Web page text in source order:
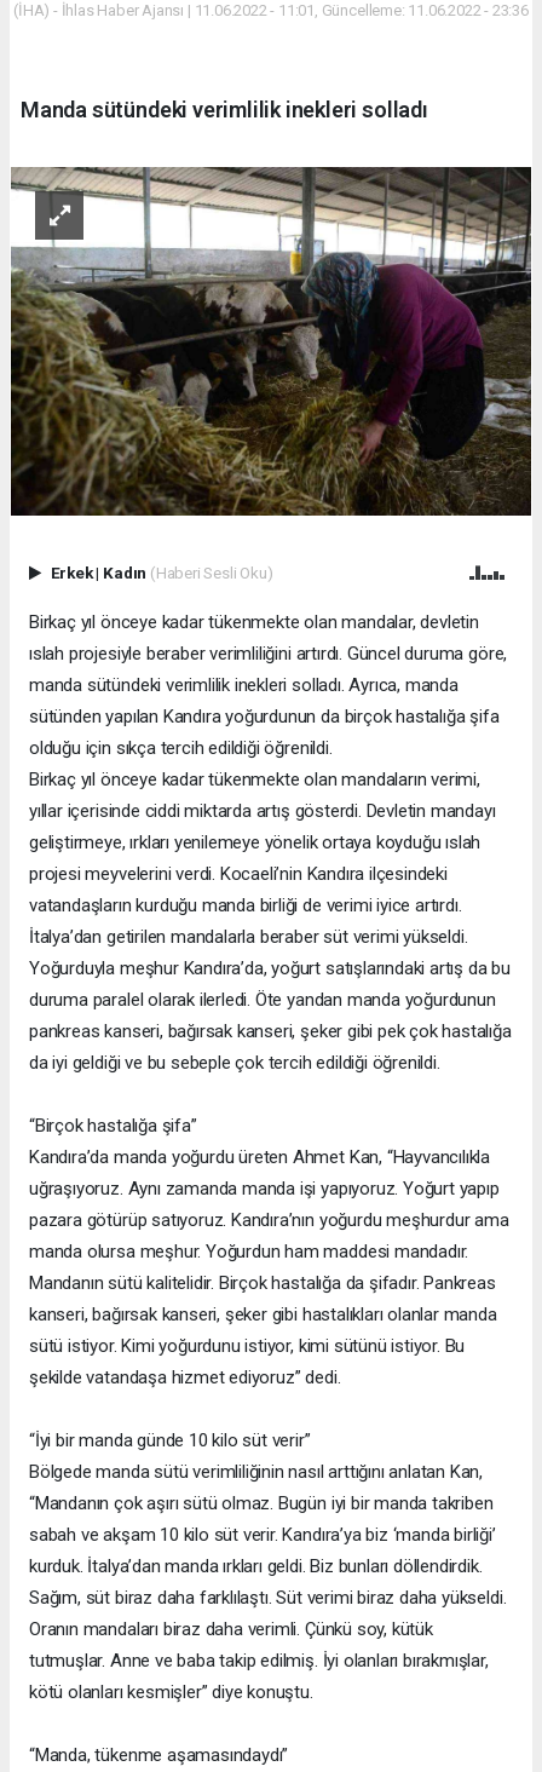
(İHA) - İhlas Haber Ajansı | 11.06.2022 - 11:01, Güncelleme: 11.06.2022 - 23:36
Manda sütündeki verimlilik inekleri solladı
Erkek| Kadın (Haberi Sesli Oku)
Birkaç yıl önceye kadar tükenmekte olan mandalar, devletin
ıslah projesiyle beraber verimliliğini artırdı. Güncel duruma göre,
manda sütündeki verimlilik inekleri solladı. Ayrıca, manda
sütünden yapılan Kandıra yoğurdunun da birçok hastalığa şifa
olduğu için sıkça tercih edildiği öğrenildi.
Birkaç yıl önceye kadar tükenmekte olan mandaların verimi,
yıllar içerisinde ciddi miktarda artış gösterdi. Devletin mandayı
geliştirmeye, ırkları yenilemeye yönelik ortaya koyduğu ıslah
projesi meyvelerini verdi. Kocaeli’nin Kandıra ilçesindeki
vatandaşların kurduğu manda birliği de verimi iyice artırdı.
İtalya’dan getirilen mandalarla beraber süt verimi yükseldi.
Yoğurduyla meşhur Kandıra’da, yoğurt satışlarındaki artış da bu
duruma paralel olarak ilerledi. Öte yandan manda yoğurdunun
pankreas kanseri, bağırsak kanseri, şeker gibi pek çok hastalığa
da iyi geldiği ve bu sebeple çok tercih edildiği öğrenildi.
“Birçok hastalığa şifa”
Kandıra’da manda yoğurdu üreten Ahmet Kan, “Hayvancılıkla
uğraşıyoruz. Aynı zamanda manda işi yapıyoruz. Yoğurt yapıp
pazara götürüp satıyoruz. Kandıra’nın yoğurdu meşhurdur ama
manda olursa meşhur. Yoğurdun ham maddesi mandadır.
Mandanın sütü kalitelidir. Birçok hastalığa da şifadır. Pankreas
kanseri, bağırsak kanseri, şeker gibi hastalıkları olanlar manda
sütü istiyor. Kimi yoğurdunu istiyor, kimi sütünü istiyor. Bu
şekilde vatandaşa hizmet ediyoruz” dedi.
“İyi bir manda günde 10 kilo süt verir”
Bölgede manda sütü verimliliğinin nasıl arttığını anlatan Kan,
“Mandanın çok aşırı sütü olmaz. Bugün iyi bir manda takriben
sabah ve akşam 10 kilo süt verir. Kandıra’ya biz ‘manda birliği’
kurduk. İtalya’dan manda ırkları geldi. Biz bunları döllendirdik.
Sağım, süt biraz daha farklılaştı. Süt verimi biraz daha yükseldi.
Oranın mandaları biraz daha verimli. Çünkü soy, kütük
tutmuşlar. Anne ve baba takip edilmiş. İyi olanları bırakmışlar,
kötü olanları kesmişler” diye konuştu.
“Manda, tükenme aşamasındaydı”